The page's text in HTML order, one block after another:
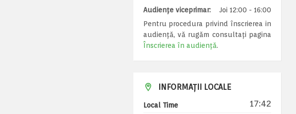
Audiențe viceprimar:
Joi 12:00 - 16:00
Pentru procedura privind înscrierea in
audiență, vă rugăm consultați pagina
Înscrierea în audiență.
INFORMAȚII LOCALE
Local Time 17:42